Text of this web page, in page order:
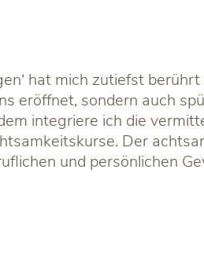
hat mich zutiefst
eröffnet, sondern auch
integriere ich die
Der
und persönlichen